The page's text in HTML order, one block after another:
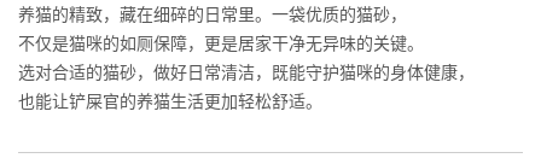
养猫的精致，藏在细碎的日常里。一袋优质的猫砂，
不仅是猫咪的如厕保障，更是居家干净无异味的关键。
选对合适的猫砂，做好日常清洁，既能守护猫咪的身体健康，
也能让铲屎官的养猫生活更加轻松舒适。